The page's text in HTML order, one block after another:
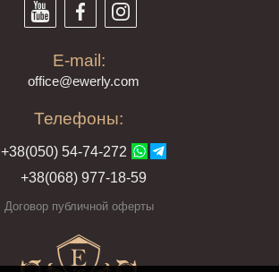
E-mail:
office@ewerly.com
Телефоны:
+38(050) 54-74-272
+38(068) 977-18-59
Договор публичной оферты